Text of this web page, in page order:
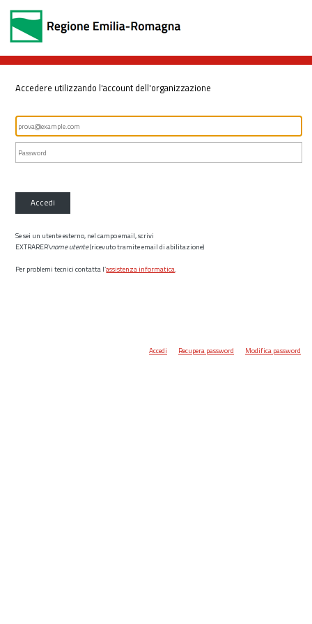
Accedere utilizzando l'account dell'organizzazione
Accedi
Se sei un utente esterno, nel campo email, scrivi
EXTRARER\nome utente(ricevuto tramite email di abilitazione)
Per problemi tecnici contatta l’assistenza informatica.
Accedi Recupera password Modifica password